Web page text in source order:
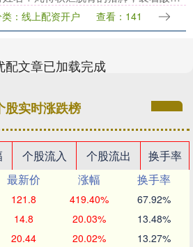
的酸梅酱汁，咬一口满嘴胶原，酸甜
味道中和了猪脚的油腻，连啃三根都不
：线上配资开户 查看：141
配文章已加载完成
股实时涨跌榜
个股流入 个股流出
换手率
最新价 涨幅
换手率
121.8 419.40% 67.92%
14.8 20.03% 13.48%
20.44 20.02% 13.27%